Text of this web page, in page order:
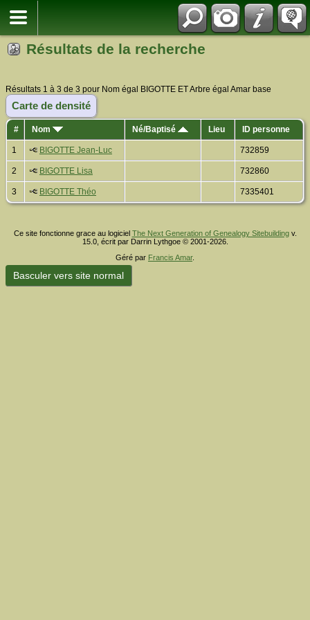
Résultats de la recherche
Résultats 1 à 3 de 3 pour Nom égal BIGOTTE ET Arbre égal Amar base
Carte de densité
# Nom Né/Baptisé Lieu ID personne
1 BIGOTTE Jean-Luc 732859
2 BIGOTTE Lisa 732860
3 BIGOTTE Théo 7335401
Ce site fonctionne grace au logiciel The Next Generation of Genealogy Sitebuildingv.
15.0, écrit par Darrin Lythgoe © 2001-2026.
Géré par Francis Amar.
Basculer vers site normal